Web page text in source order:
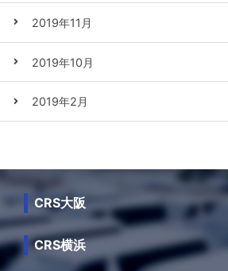
2019年11月
2019年10月
2019年2月
CRS大阪
CRS横浜